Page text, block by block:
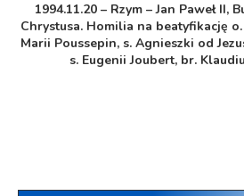
1994.11.20 – Rzym – Jan Paweł II,
Chrystusa. Homilia na beatyfikację
Marii Poussepin, s. Agnieszki od
s. Eugenii Joubert, br.